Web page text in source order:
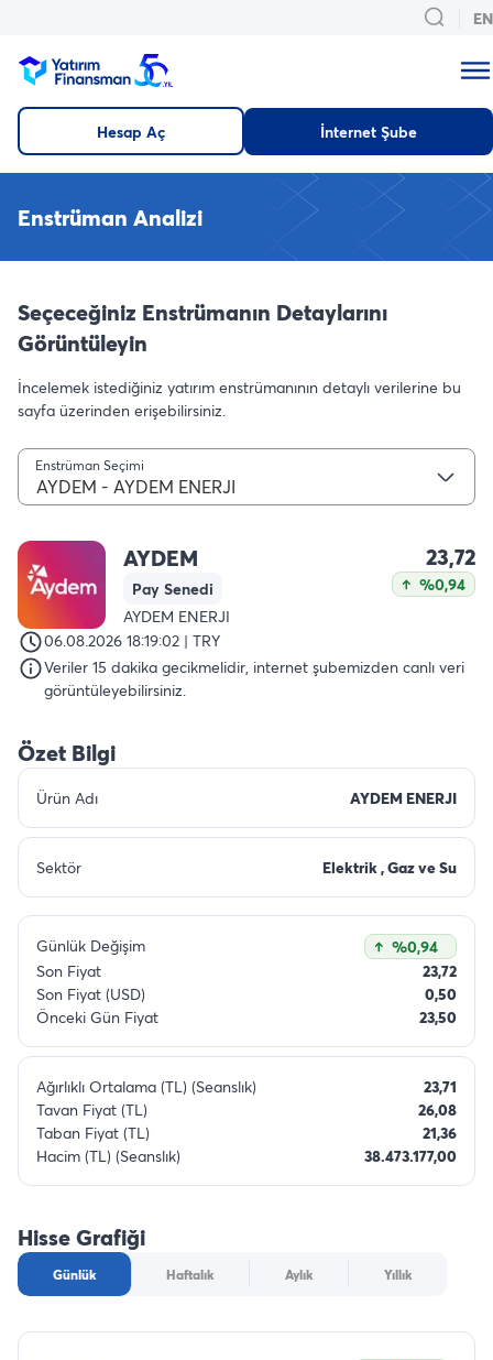
EN
Hesap Aç İnternet Şube
Enstrüman Analizi
Seçeceğiniz Enstrümanın Detaylarını
Görüntüleyin
İncelemek istediğiniz yatırım enstrümanının detaylı verilerine bu
sayfa üzerinden erişebilirsiniz.
Enstrüman Seçimi
AYDEM - AYDEM ENERJI
AYDEM
Pay Senedi
AYDEM ENERJI
23,72
%0,94
06.08.2026 18:19:02 | TRY
Veriler 15 dakika gecikmelidir, internet şubemizden canlı veri
görüntüleyebilirsiniz.
Özet Bilgi
Ürün Adı AYDEM ENERJI
Sektör Elektrik , Gaz ve Su
Günlük Değişim
%0,94
Son Fiyat
23,72
Son Fiyat (USD)
0,50
Önceki Gün Fiyat
23,50
Ağırlıklı Ortalama (TL) (Seanslık)
23,71
Tavan Fiyat (TL)
26,08
Taban Fiyat (TL)
21,36
Hacim (TL) (Seanslık)
38.473.177,00
Hisse Grafiği
Günlük Haftalık Aylık Yıllık